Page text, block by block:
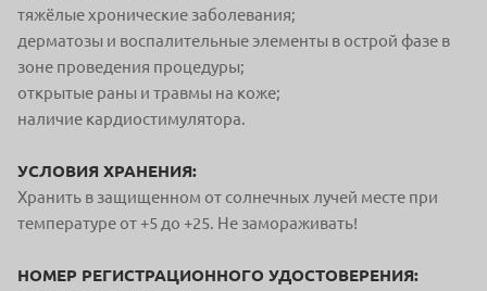
тяжёлые хронические заболевания;
дерматозы и воспалительные элементы в острой фазе в
зоне проведения процедуры;
открытые раны и травмы на коже;
наличие кардиостимулятора.
УСЛОВИЯ ХРАНЕНИЯ:
Хранить в защищенном от солнечных лучей месте при
температуре от +5 до +25. Не замораживать!
НОМЕР РЕГИСТРАЦИОННОГО УДОСТОВЕРЕНИЯ: